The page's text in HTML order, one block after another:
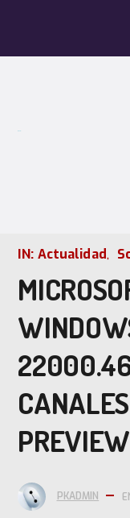
IN: Actualidad
PREVIEW
PKADMIN